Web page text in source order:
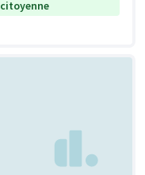
citoyenne